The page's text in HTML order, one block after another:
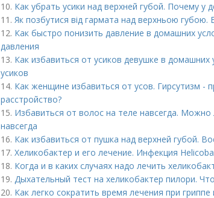
10. Как убрать усики над верхней губой. Почему у
11. Як позбутися від гармата над верхньою губою.
12. Как быстро понизить давление в домашних
давления
13. Как избавиться от усиков девушке в
усиков
14. Как женщине избавиться от усов. Гирсутизм -
расстройство?
15. Избавиться от волос на теле навсегда.
навсегда
16. Как избавиться от пушка над верхней губой.
17. Хеликобактер и его лечение. Инфекция
18. Когда и в каких случаях надо лечить
19. Дыхательный тест на хеликобактер пилори.
20. Как легко сократить время лечения при гриппе